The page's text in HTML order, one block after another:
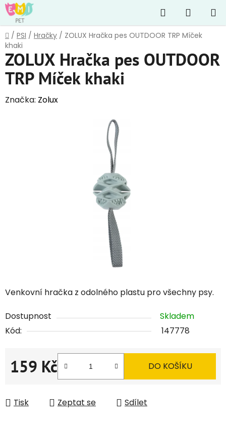
Přejít
na
obsah
Hledat
KOŠÍK
Domů
/ PSI / Hračky / ZOLUX Hračka pes OUTDOOR TRP Míček
khaki
Venkovní hračka z odolného plastu pro všechny psy.
Dostupnost
Skladem
Kód:
147778
159 Kč
Měrná cena:
DO KOŠÍKU
Tisk Zeptat se Sdílet
ZOLUX Hračka pes OUTDOOR
TRP Míček khaki
Značka: Zolux